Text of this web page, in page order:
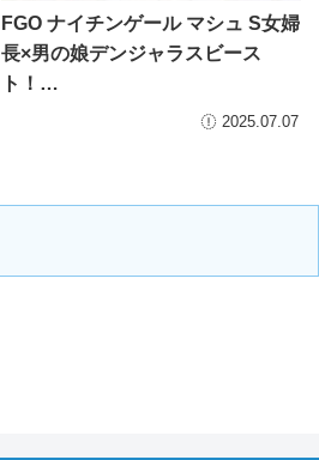
FGO ナイチンゲール マシュ S女婦
長×男の娘デンジャラスビース
ト！…
2025.07.07